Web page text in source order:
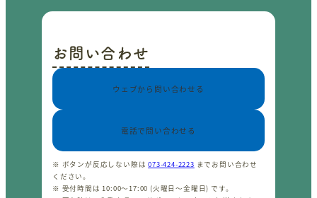
お問い合わせ
ウェブから問い合わせる
電話で問い合わせる
※ ボタンが反応しない際は073-424-2223 までお問い合わせ
ください。
※ 受付時間は 10:00〜17:00 (火曜日〜金曜日) です。